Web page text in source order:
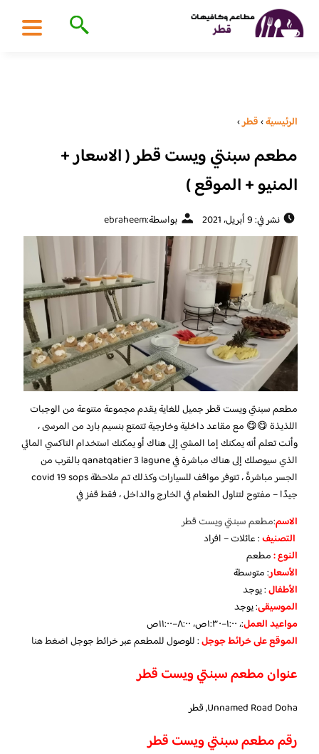
الرئيسية›قطر›
مطعم سبنتي ويست قطر ( الاسعار +
المنيو + الموقع )
نشر في: 9 أبريل، 2021 بواسطة:ebraheem
مطعم سبنتي ويست قطر جميل للغاية يقدم مجموعة متنوعة من الوجبات
اللذيذة 😋😋 مع مقاعد داخلية وخارجية تتمتع بنسيم بارد من المرسى ،
وأنت تعلم أنه يمكنك إما المشي إلى هناك أو يمكنك استخدام التاكسي المائي
الذي سيوصلك إلى هناك مباشرة في qanatqatier 3 lagune بالقرب من
الجسر مباشرةً ، تتوفر مواقف للسيارات وكذلك تم ملاحظة covid 19 sops
جيدًا – مفتوح لتناول الطعام في الخارج والداخل ، فقط قفز في
الاسم:مطعم سبنتي ويست قطر
التصنيف: عائلات – افراد
النوع :مطعم
الأسعار:متوسطة
الأطفال:يوجد
الموسيقى:يوجد
مواعيد العمل:، ١:٠٠–١:٣٠ص، ٨:٠٠–١١:٠٠ص
الموقع على خرائط جوجل: للوصول للمطعم عبر خرائط جوجلاضغط هنا
عنوان مطعم سبنتي ويست قطر
Unnamed Road Doha, قطر
رقم مطعم سبنتي ويست قطر